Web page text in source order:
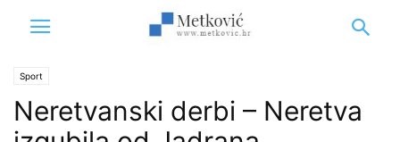
Sport
Neretvanski derbi – Neretva